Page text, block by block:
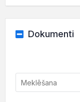
Dokumenti